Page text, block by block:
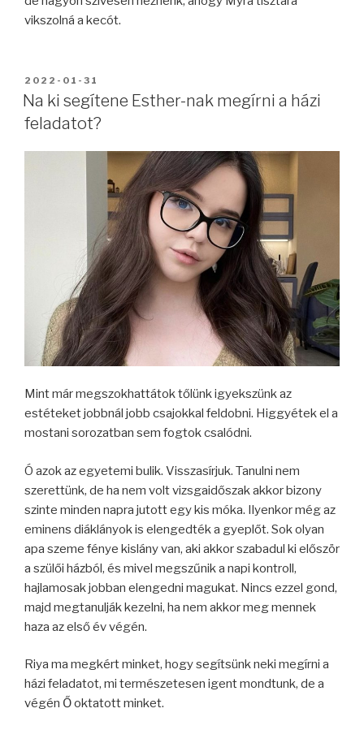
vikszolná a kecót.
BEKÜLDVE:
2022-01-31
Na ki segítene Esther-nak megírni a házi
feladatot?
Mint már megszokhattátok tőlünk igyekszünk az
estéteket jobbnál jobb csajokkal feldobni. Higgyétek el a
mostani sorozatban sem fogtok csalódni.
Ó azok az egyetemi bulik. Visszasírjuk. Tanulni nem
szerettünk, de ha nem volt vizsgaidőszak akkor bizony
szinte minden napra jutott egy kis móka. Ilyenkor még az
eminens diáklányok is elengedték a gyeplőt. Sok olyan
apa szeme fénye kislány van, aki akkor szabadul ki először
a szülői házból, és mivel megszűnik a napi kontroll,
hajlamosak jobban elengedni magukat. Nincs ezzel gond,
majd megtanulják kezelni, ha nem akkor meg mennek
haza az első év végén.
Riya ma megkért minket, hogy segítsünk neki megírni a
házi feladatot, mi természetesen igent mondtunk, de a
végén Ő oktatott minket.